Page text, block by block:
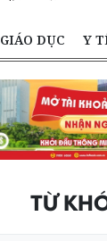
GIÁO DỤC Y
TỪ